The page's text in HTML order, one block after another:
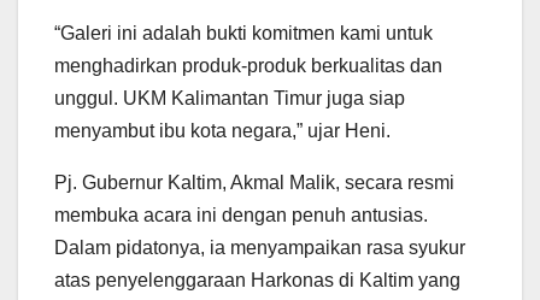
“Galeri ini adalah bukti komitmen kami untuk
menghadirkan produk-produk berkualitas dan
unggul. UKM Kalimantan Timur juga siap
menyambut ibu kota negara,” ujar Heni.
Pj. Gubernur Kaltim, Akmal Malik, secara resmi
membuka acara ini dengan penuh antusias.
Dalam pidatonya, ia menyampaikan rasa syukur
atas penyelenggaraan Harkonas di Kaltim yang